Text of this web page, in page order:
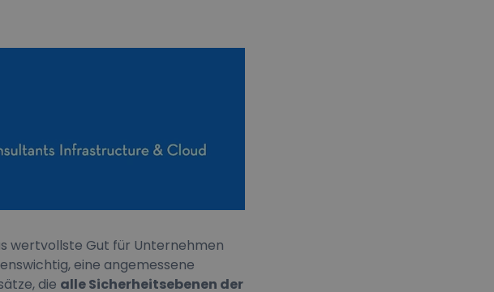
wertvollste Gut für Unternehmen
eine angemessene
die alle Sicherheitsebenen der